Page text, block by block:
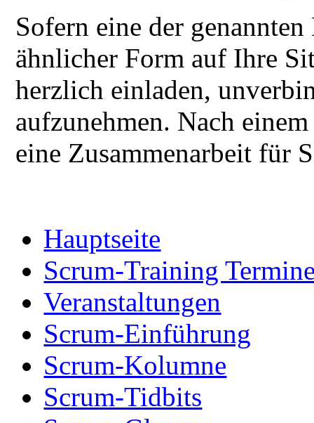
Sofern eine der
ähnlicher Form auf Ihre
herzlich einladen,
aufzunehmen. Nach
eine Zusammenarbeit für
Hauptseite
Scrum-Training
Veranstaltungen
Scrum-Einführung
Scrum-Kolumne
Scrum-Tidbits